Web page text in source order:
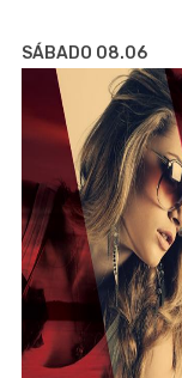
SÁBADO 08.06